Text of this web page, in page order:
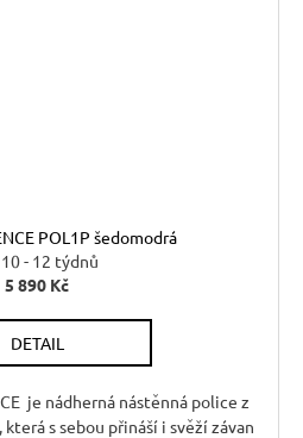
POL1P šedomodrá
10 - 12 týdnů
5 890 Kč
DETAIL
je nádherná nástěnná police z
s sebou přináší i svěží závan